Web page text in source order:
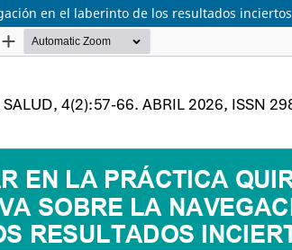
en el laberinto de los resultados inciertos